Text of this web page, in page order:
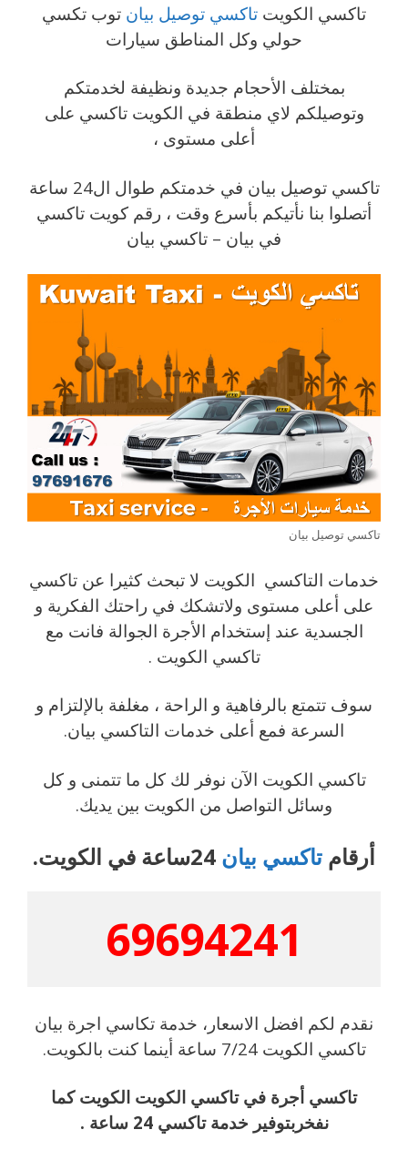
تاكسي الكويت تاكسي توصيل بيان توب تكسي
حولي وكل المناطق سيارات
بمختلف الأحجام جديدة ونظيفة لخدمتكم
وتوصيلكم لاي منطقة في الكويت تاكسي على
أعلى مستوى ،
تاكسي توصيل بيان في خدمتكم طوال ال24 ساعة
أتصلوا بنا نأتيكم بأسرع وقت ، رقم كويت تاكسي
في بيان – تاكسي بيان
تاكسي توصيل بيان
خدمات التاكسي الكويت لا تبحث كثيرا عن تاكسي
على أعلى مستوى ولاتشكك في راحتك الفكرية و
الجسدية عند إستخدام الأجرة الجوالة فانت مع
تاكسي الكويت .
سوف تتمتع بالرفاهية و الراحة ، مغلفة بالإلتزام و
السرعة فمع أعلى خدمات التاكسي بيان.
تاكسي الكويت الآن نوفر لك كل ما تتمنى و كل
وسائل التواصل من الكويت بين يديك.
أرقام تاكسي بيان
69694241
نقدم لكم افضل الاسعار، خدمة تكاسي اجرة بيان
تاكسي الكويت 7/24 ساعة أينما كنت بالكويت.
تاكسي أجرة في تاكسي الكويت الكويت كما
نفخربتوفير خدمة تاكسي 24 ساعة .